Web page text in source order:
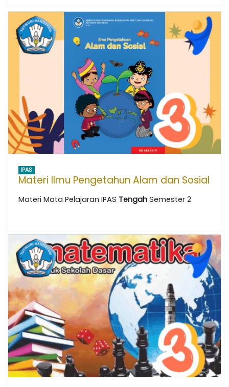
IPAS
Materi Ilmu Pengetahun Alam dan Sosial
Materi Mata Pelajaran IPAS Tengah Semester 2